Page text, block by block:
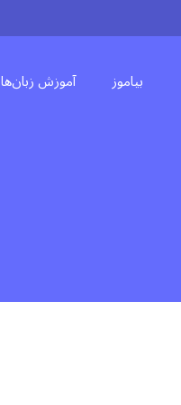
بیاموز آموزش زبان‌ها